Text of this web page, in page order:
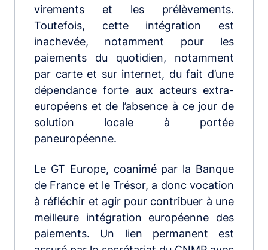
virements et les prélèvements.
Toutefois, cette intégration est
inachevée, notamment pour les
paiements du quotidien, notamment
par carte et sur internet, du fait d’une
dépendance forte aux acteurs extra-
européens et de l’absence à ce jour de
solution locale à portée
paneuropéenne.
Le GT Europe, coanimé par la Banque
de France et le Trésor, a donc vocation
à réfléchir et agir pour contribuer à une
meilleure intégration européenne des
paiements. Un lien permanent est